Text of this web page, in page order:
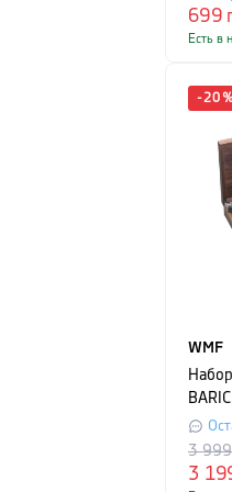
699
Есть в
-20
WMF
3
3 999